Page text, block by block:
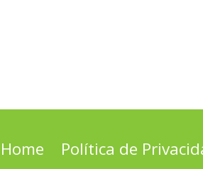
Home Política de